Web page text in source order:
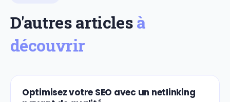
D'autres articlesà
découvrir
SEO-REFERENCEMEN
Optimisez votre SEO avec un netlinking